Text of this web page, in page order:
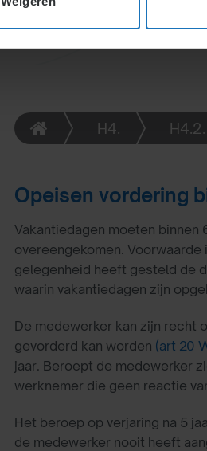
H4. H4.2.
Opeisen vordering
Vakantiedagen moeten binnen
overeengekomen.
gelegenheid heeft gesteld de
waarin vakantiedagen zijn
De medewerker kan zijn recht
gevorderd kan worden (art 20
jaar. Beroept de medewerker
werknemer die geen reactie
Het beroep op verjaring na 5
de medewerker nooit heeft